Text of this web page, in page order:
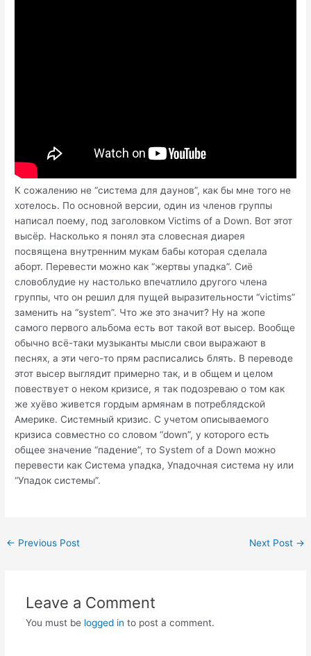
К сожалению не “система для даунов”, как бы мне того не
хотелось. По основной версии, один из членов группы
написал поему, под заголовком Victims of a Down. Вот этот
высёр. Насколько я понял эта словесная диарея
посвящена внутренним мукам бабы которая сделала
аборт. Перевести можно как “жертвы упадка”. Сиё
словоблудие ну настолько впечатлило другого члена
группы, что он решил для пущей выразительности “victims”
заменить на “system”. Что же это значит? Ну на жопе
самого первого альбома есть вот такой вот высер. Вообще
обычно всё-таки музыканты мысли свои выражают в
песнях, а эти чего-то прям расписались блять. В переводе
этот высер выглядит примерно так, и в общем и целом
повествует о неком кризисе, я так подозреваю о том как
же хуёво живется гордым армянам в потреблядской
Америке. Системный кризис. С учетом описываемого
кризиса совместно со словом “down”, у которого есть
общее значение “падение”, то System of a Down можно
перевести как Система упадка, Упадочная система ну или
“Упадок системы”.
Post
← Previous Post Next Post →
Leave a Comment
You must be logged in to post a comment.